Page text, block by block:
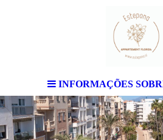
INFORMAÇÕES